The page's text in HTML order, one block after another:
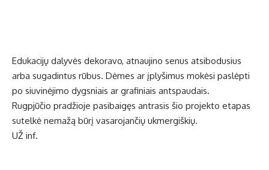
Edukacijų dalyvės dekoravo, atnaujino senus atsibodusius
arba sugadintus rūbus. Dėmes ar įplyšimus mokėsi paslėpti
po siuvinėjimo dygsniais ar grafiniais antspaudais.
Rugpjūčio pradžioje pasibaigęs antrasis šio projekto etapas
sutelkė nemažą būrį vasarojančių ukmergiškių.
UŽ inf.